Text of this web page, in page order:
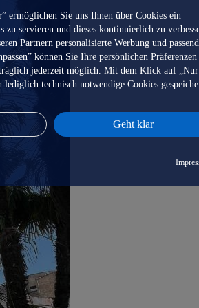
ermöglichen Sie uns Ihnen über Cookies ein
zu servieren und dieses kontinuierlich zu
Partnern personalisierte Werbung und
können Sie Ihre persönlichen Präferenzen
jederzeit möglich. Mit dem Klick auf „Nur
lediglich technisch notwendige Cookies
Geht klar